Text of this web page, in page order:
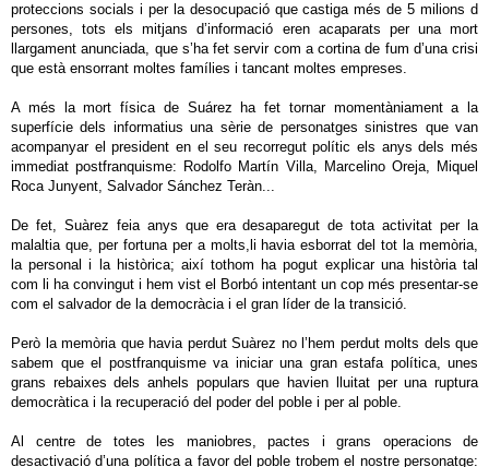
proteccions socials i per la desocupació que castiga més de 5 milions d
persones, tots els mitjans d’informació eren acaparats per una mort
llargament anunciada, que s’ha fet servir com a cortina de fum d’una crisi
que està ensorrant moltes famílies i tancant moltes empreses.
A més la mort física de Suárez ha fet tornar momentàniament a la
superfície dels informatius una sèrie de personatges sinistres que van
acompanyar el president en el seu recorregut polític els anys dels més
immediat postfranquisme: Rodolfo Martín Villa, Marcelino Oreja, Miquel
Roca Junyent, Salvador Sánchez Teràn...
De fet, Suàrez feia anys que era desaparegut de tota activitat per la
malaltia que, per fortuna per a molts,li havia esborrat del tot la memòria,
la personal i la històrica; així tothom ha pogut explicar una història tal
com li ha convingut i hem vist el Borbó intentant un cop més presentar-se
com el salvador de la democràcia i el gran líder de la transició.
Però la memòria que havia perdut Suàrez no l’hem perdut molts dels que
sabem que el postfranquisme va iniciar una gran estafa política, unes
grans rebaixes dels anhels populars que havien lluitat per una ruptura
democràtica i la recuperació del poder del poble i per al poble.
Al centre de totes les maniobres, pactes i grans operacions de
desactivació d’una política a favor del poble trobem el nostre personatge: